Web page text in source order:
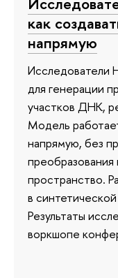
как
напрямую
Исследователи
для генерации
участков ДНК,
Модель
напрямую, без
пространство.
в
Результаты
воркшопе